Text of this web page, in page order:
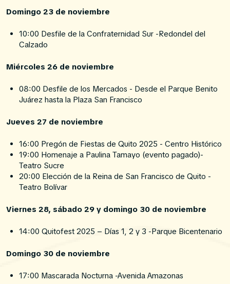
Domingo 23 de noviembre
10:00 Desfile de la Confraternidad Sur -Redondel del
Calzado
Miércoles 26 de noviembre
08:00 Desfile de los Mercados - Desde el Parque Benito
Juárez hasta la Plaza San Francisco
Jueves 27 de noviembre
16:00 Pregón de Fiestas de Quito 2025 - Centro Histórico
19:00 Homenaje a Paulina Tamayo (evento pagado)-
Teatro Sucre
20:00 Elección de la Reina de San Francisco de Quito -
Teatro Bolívar
Viernes 28, sábado 29 y domingo 30 de noviembre
14:00 Quitofest 2025 – Días 1, 2 y 3 -Parque Bicentenario
Domingo 30 de noviembre
17:00 Mascarada Nocturna -Avenida Amazonas